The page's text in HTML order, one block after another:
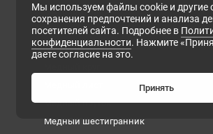
Медная фольга
Медная шина
Медный квадрат
Медный пруток
Медный шестигранник
Мы используем файлы cookie и другие
сохранения предпочтений и анализа
посетителей сайта. Подробнее в
конфиденциальности. Нажмите
даете согласие на это.
Принять